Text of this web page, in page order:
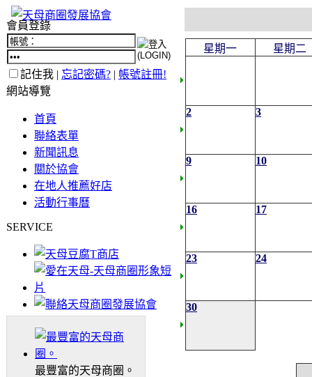
會員登錄
記住我 | 忘記密碼? | 帳號註冊!
網站導覽
首頁
聯絡表單
新聞訊息
關於協會
在地人推薦好店
活動行事曆
SERVICE
最豐富的天母商圈。
星期一 星期二
2 3
9 10
16 17
23 24
30